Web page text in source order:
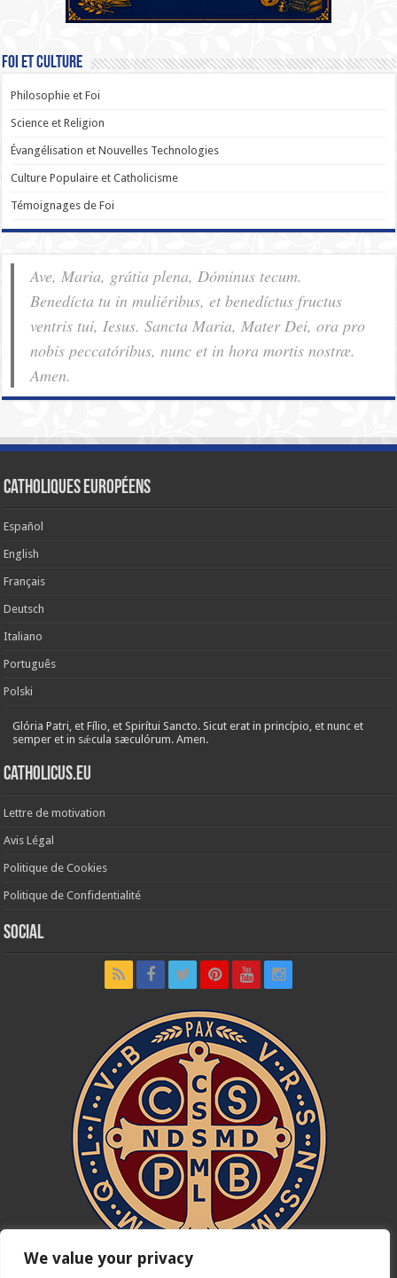
We value your privacy
Foi et Culture
Philosophie et Foi
Science et Religion
Évangélisation et Nouvelles Technologies
Culture Populaire et Catholicisme
Témoignages de Foi
Ave, Maria, grátia plena, Dóminus tecum.
Benedícta tu in muliéribus, et benedíctus fructus
ventris tui, Iesus. Sancta Maria, Mater Dei, ora pro
nobis pec­ca­tóribus, nunc et in hora mortis nostræ.
Amen.
Catholiques européens
Español
English
Français
Deutsch
Italiano
Português
Polski
Glória Patri, et Fílio, et Spirítui Sancto. Sicut erat in princípio, et nunc et
semper et in sǽcula sæculórum. Amen.
Catholicus.eu
Lettre de motivation
Avis Légal
Politique de Cookies
Politique de Confidentialité
Social